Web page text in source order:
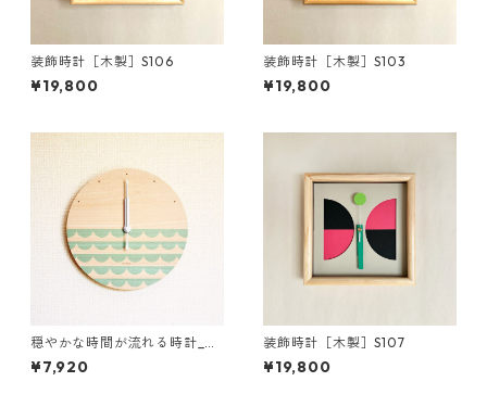
装飾時計［木製］S106
¥19,800
装飾時計［木製］S103
¥19,800
穏やかな時間が流れる時計_木
製［掛け時計］E01_Green
¥7,920
装飾時計［木製］S107
¥19,800